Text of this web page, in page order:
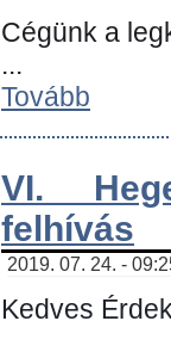
Cégünk a
...
Tovább
VI.
felhívás
2019. 07. 24. -
Kedves